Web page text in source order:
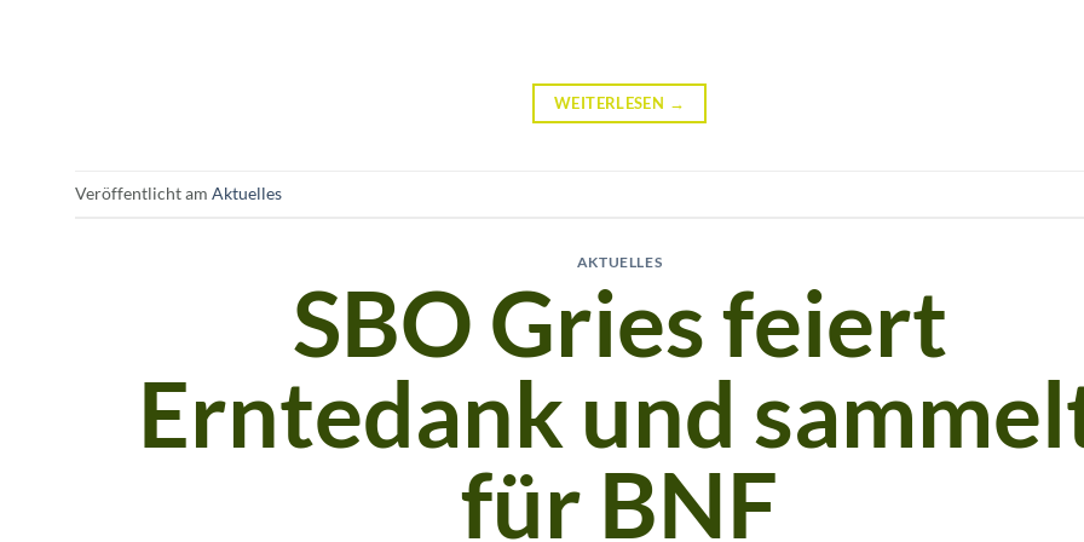
WEITERLESEN →
Veröffentlicht am Aktuelles
AKTUELLES
SBO Gries feiert
Erntedank und
für BNF